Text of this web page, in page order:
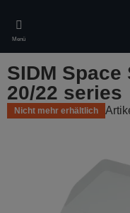
main
content
Menü
SIDM
20/22 series
Nicht mehr erhältlich